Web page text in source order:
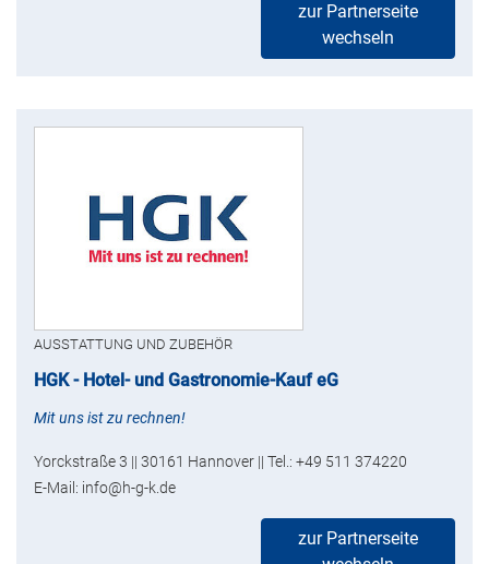
zur Partnerseite
wechseln
AUSSTATTUNG UND ZUBEHÖR
HGK - Hotel- und Gastronomie-Kauf eG
Mit uns ist zu rechnen!
Yorckstraße 3 || 30161 Hannover || Tel.: +49 511 374220
E-Mail: info@h-g-k.de
zur Partnerseite